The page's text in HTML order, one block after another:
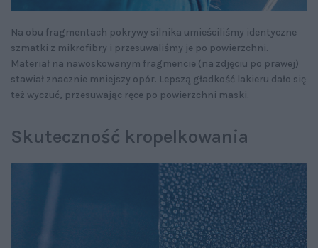
Na obu fragmentach pokrywy silnika umieściliśmy identyczne
szmatki z mikrofibry i przesuwaliśmy je po powierzchni.
Materiał na nawoskowanym fragmencie (na zdjęciu po prawej)
stawiał znacznie mniejszy opór. Lepszą gładkość lakieru dało się
też wyczuć, przesuwając ręce po powierzchni maski.
Skuteczność kropelkowania